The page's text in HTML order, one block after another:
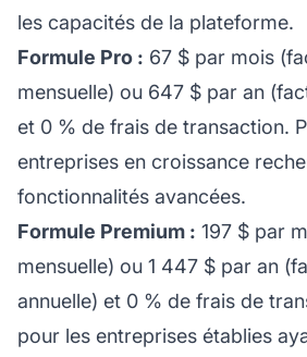
les capacités de la plateforme.
Formule Pro : 67 $ par mois
mensuelle) ou 647 $ par an
et 0 % de frais de transaction.
entreprises en croissance
fonctionnalités avancées.
Formule Premium : 197 $ par
mensuelle) ou 1 447 $ par an
annuelle) et 0 % de frais de
pour les entreprises établies